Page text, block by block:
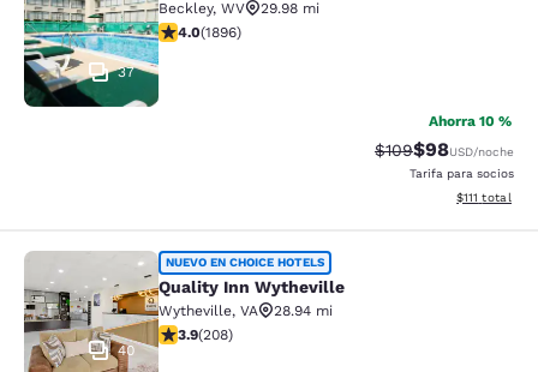
37
Beckley, WV
29.98 mi
calificación de 3.99 estrellas. Bueno. 1896 reseñas
4.0(1896)
Ahorra 10 %
Precio tachado:
$109Precio con
$98USD/noche
Tarifa para socios
Ver detalles
$111 total
Quality Inn Wytheville
40
NUEVO EN CHOICE HOTELS
Quality Inn Wytheville
Wytheville, VA
28.94 mi
calificación de 3.9 estrellas. Bueno. 208 reseñas
3.9(208)